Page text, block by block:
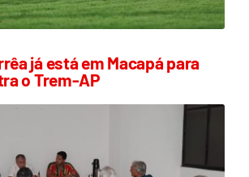
já está em Macapá para
o Trem-AP